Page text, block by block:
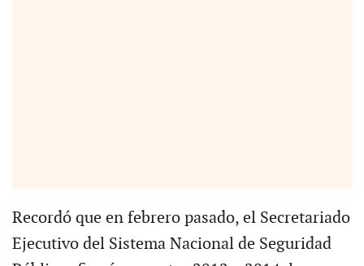
Recordó que en febrero pasado, el Secretariado
Ejecutivo del Sistema Nacional de Seguridad